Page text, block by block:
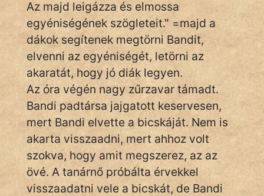
ÉLETMÓD
MAGYARSÁG
És
TÖRTÉNELEM
Népszerű szerzőink:
cinege
fantom
Hunor
Az majd leigázza és elmossa
egyéniségének szögleteit." =majd a
dákok segítenek megtörni Bandit,
elvenni az egyéniségét, letörni az
akaratát, hogy jó diák legyen.
Az óra végén nagy zűrzavar támadt.
Bandi padtársa jajgatott keservesen,
mert Bandi elvette a bicskáját. Nem is
akarta visszaadni, mert ahhoz volt
szokva, hogy amit megszerez, az az
övé. A tanárnő próbálta érvekkel
visszaadatni vele a bicskát, de Bandi